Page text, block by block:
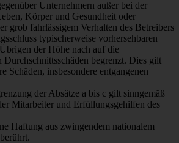
Unternehmern außer bei der
Körper und Gesundheit oder
grob fahrlässigem Verhalten des Betreibers
typischerweise vorhersehbaren
der Höhe nach auf die
Durchschnittsschäden begrenzt. Dies gilt
Schäden, insbesondere entgangenen
der Absätze a bis c gilt sinngemäß
Mitarbeiter und Erfüllungsgehilfen des
Haftung aus zwingendem nationalem